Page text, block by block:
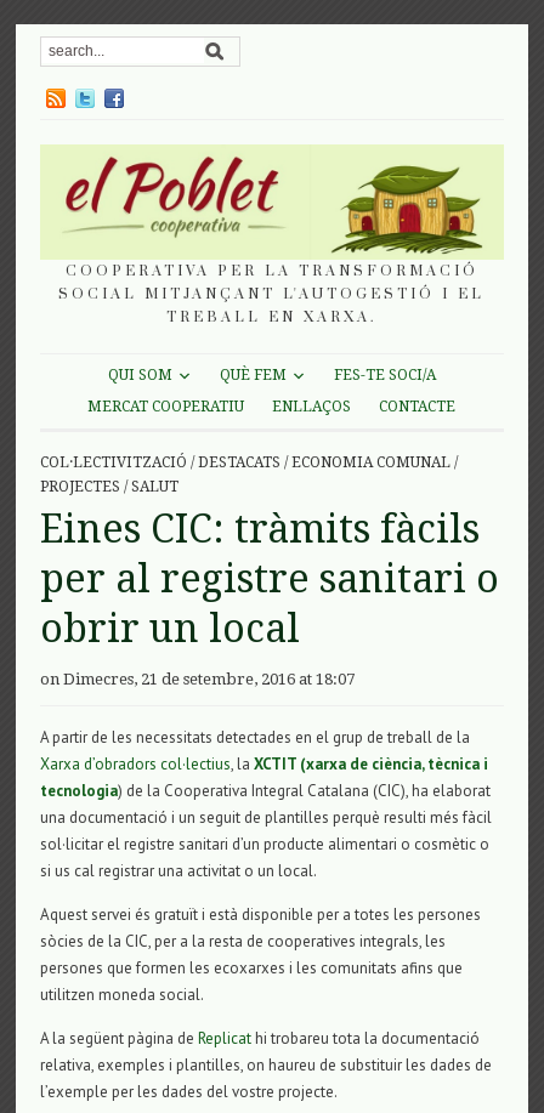
COOPERATIVA PER LA TRANSFORMACIÓ
SOCIAL MITJANÇANT L'AUTOGESTIÓ I EL
TREBALL EN XARXA.
QUI SOM QUÈ FEM
FES-TE SOCI/A
MERCAT COOPERATIU
ENLLAÇOS CONTACTE
COL·LECTIVITZACIÓ /DESTACATS /ECONOMIA COMUNAL /
PROJECTES /SALUT
Eines CIC: tràmits fàcils
per al registre sanitari o
obrir un local
on Dimecres, 21 de setembre, 2016 at 18:07
A partir de les necessitats detectades en el grup de treball de la
Xarxa d’obradors col·lectius, laXCTIT (xarxa de ciència, tècnica i
tecnologia) de la Cooperativa Integral Catalana (CIC), ha elaborat
una documentació i un seguit de plantilles perquè resulti més fàcil
sol·licitar el registre sanitari d’un producte alimentari o cosmètic o
si us cal registrar una activitat o un local.
Aquest servei és gratuït i està disponible per a totes les persones
sòcies de la CIC, per a la resta de cooperatives integrals, les
persones que formen les ecoxarxes i les comunitats afins que
utilitzen moneda social.
A la següent pàgina deReplicathi trobareu tota la documentació
relativa, exemples i plantilles, on haureu de substituir les dades de
l’exemple per les dades del vostre projecte.